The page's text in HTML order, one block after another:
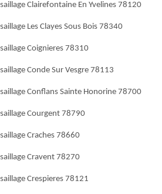
Clairefontaine En Yvelines 78120
Les Clayes Sous Bois 78340
Coignieres 78310
Conde Sur Vesgre 78113
Conflans Sainte Honorine 78700
Courgent 78790
Craches 78660
Cravent 78270
Crespieres 78121